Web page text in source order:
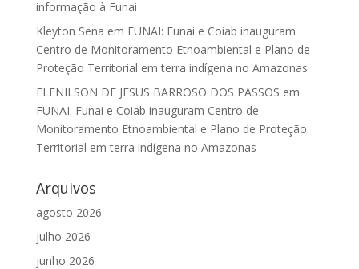
informação à Funai
Kleyton Sena em FUNAI: Funai e Coiab inauguram
Centro de Monitoramento Etnoambiental e Plano de
Proteção Territorial em terra indígena no Amazonas
ELENILSON DE JESUS BARROSO DOS PASSOS em
FUNAI: Funai e Coiab inauguram Centro de
Monitoramento Etnoambiental e Plano de Proteção
Territorial em terra indígena no Amazonas
Arquivos
agosto 2026
julho 2026
junho 2026